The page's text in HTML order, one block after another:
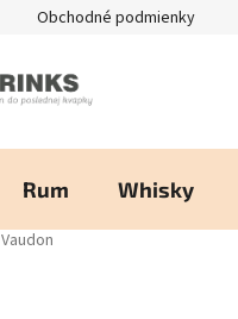
Obchodné podmienky
Rum Whisky
Vaudon